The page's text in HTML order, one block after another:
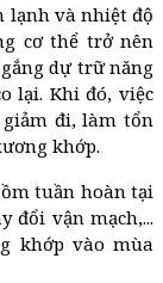
và nhiệt độ
cơ thể trở nên
dự trữ năng
lại. Khi đó, việc
đi, làm tổn
khớp.
tuần hoàn tại
đổi vận mạch,...
khớp vào mùa